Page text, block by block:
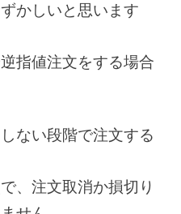
かしいと思います
指値注文をする場合
ない段階で注文する
、注文取消か損切り